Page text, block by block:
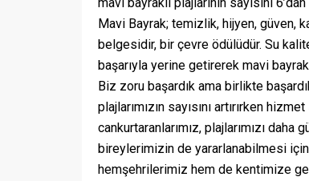
Mavi Bayrak; temizlik, hijyen, güven,
belgesidir, bir çevre ödülüdür. Su
başarıyla yerine getirerek mavi
Biz zoru başardık ama birlikte
plajlarımızın sayısını artırırken
cankurtaranlarımız, plajlarımızı
bireylerimizin de yararlanabilmesi
hemşehrilerimiz hem de kentimize